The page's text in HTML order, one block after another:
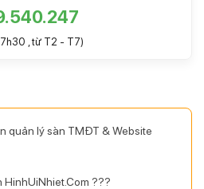
, từ T2 - T7)
quản lý sàn TMĐT & Website
HinhUiNhiet.Com ???